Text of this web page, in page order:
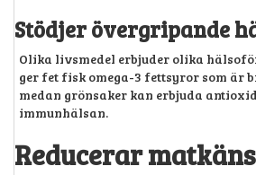
Stödjer övergripande
Olika livsmedel erbjuder olika
ger fet fisk omega-3 fettsyror som är
medan grönsaker kan erbjuda
immunhälsan.
Reducerar